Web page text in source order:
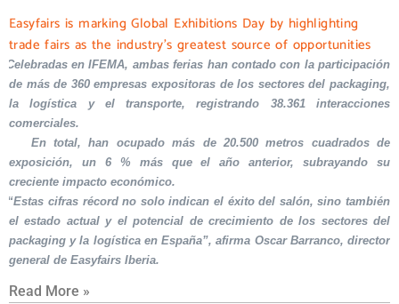
Easyfairs is marking Global Exhibitions Day by highlighting
trade fairs as the industry’s greatest source of opportunities
Celebradas en IFEMA, ambas ferias han contado con la participación
de más de 360 empresas expositoras de los sectores del packaging,
la logística y el transporte, registrando 38.361 interacciones
comerciales.
En total, han ocupado más de 20.500 metros cuadrados de
exposición, un 6 % más que el año anterior, subrayando su
creciente impacto económico.
“Estas cifras récord no solo indican el éxito del salón, sino también
el estado actual y el potencial de crecimiento de los sectores del
packaging y la logística en España”, afirma Oscar Barranco, director
general de Easyfairs Iberia.
Read More »